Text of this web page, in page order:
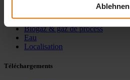
Ablehnen
Gaz
Biogaz & gaz de process
Eau
Localisation
Téléchargements